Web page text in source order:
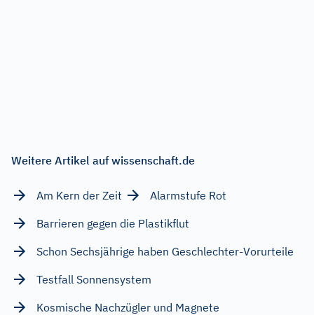
Weitere Artikel auf wissenschaft.de
Am Kern der Zeit
Alarmstufe Rot
Barrieren gegen die Plastikflut
Schon Sechsjährige haben Geschlechter-Vorurteile
Testfall Sonnensystem
Kosmische Nachzügler und Magnete